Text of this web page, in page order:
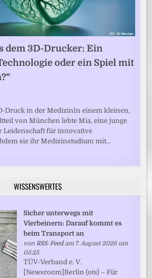
dem 3D-Drucker: Ein
oder ein Spiel mit
Druck in der MedizinIn einem kleinen,
von München lebte Mia, eine junge
Leidenschaft für innovative
sie ihr Medizinstudium mit…
WISSENSWERTES
Sicher unterwegs mit
Vierbeinern: Darauf kommt es
beim Transport an
vonRSS-Feedam 7. August 2026 um
05:25
TÜV-Verband e. V.
[Newsroom]Berlin (ots) – Für